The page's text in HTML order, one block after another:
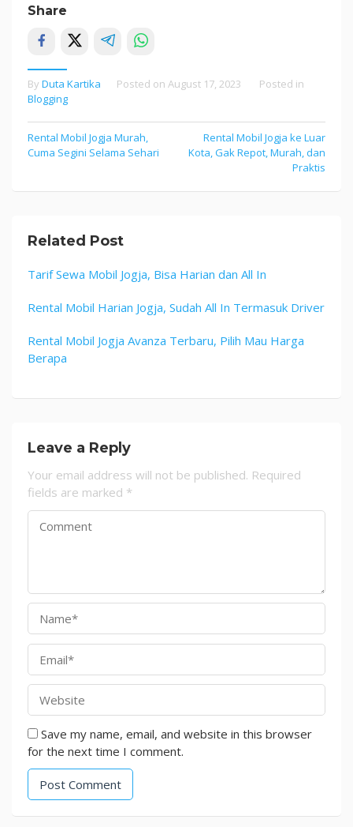
Share
By Duta Kartika Posted on August 17, 2023
Posted in
Blogging
Post
navigation
Rental Mobil Jogja Murah,
Cuma Segini Selama Sehari
Rental Mobil Jogja ke Luar
Kota, Gak Repot, Murah, dan
Praktis
Related Post
Tarif Sewa Mobil Jogja, Bisa Harian dan All In
Rental Mobil Harian Jogja, Sudah All In Termasuk Driver
Rental Mobil Jogja Avanza Terbaru, Pilih Mau Harga
Berapa
Leave a Reply
Your email address will not be published. Required
fields are marked *
Save my name, email, and website in this browser
for the next time I comment.